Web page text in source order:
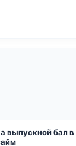
выпускной бал